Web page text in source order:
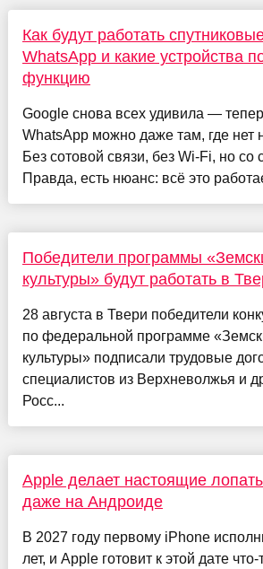
Как будут работать
WhatsApp и какие устройства
функцию
Google снова всех удивила —
WhatsApp можно даже там, где нет
Без сотовой связи, без Wi-Fi, но со
Правда, есть нюанс: всё это
Победители программы
культуры» будут работать в
28 августа в Твери победители
по федеральной программе
культуры» подписали трудовые
специалистов из Верхневолжья и
Росс...
Apple делает настоящие
даже на Андроиде
В 2027 году первому iPhone
лет, и Apple готовит к этой дате что-